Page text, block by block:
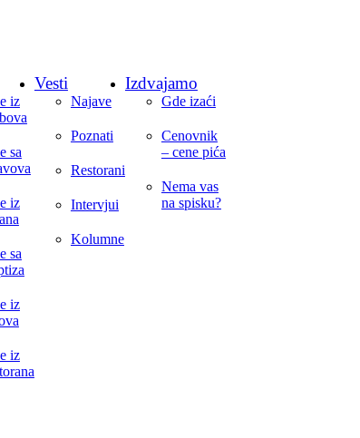
iz
sa
iz
sa
iz
iz
Vesti
Najave
Poznati
Restorani
Intervjui
Kolumne
Izdvajamo
Gde izaći
Cenovnik
– cene pića
Nema vas
na spisku?